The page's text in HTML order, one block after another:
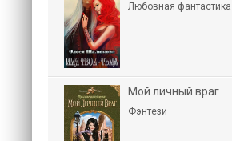
Любовная фантастика
Мой личный враг
Фэнтези